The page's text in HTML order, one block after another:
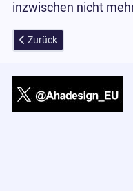
inzwischen nicht
Vorheriger Beitrag: WinX
Zurück